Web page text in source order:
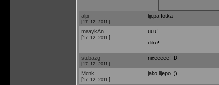
alpi
[17. 12. 2011. ]
lijepa fotka
maaykAn
[17. 12. 2011. ]
uuu!
i like!
stubazg
[17. 12. 2011. ]
niceeeee! :D
Monk
[17. 12. 2011. ]
jako lijepo :))